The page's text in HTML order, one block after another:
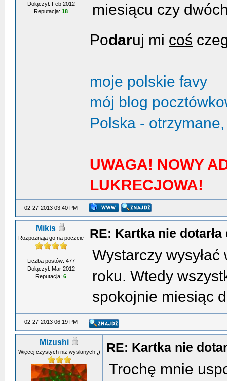
Dołączył: Feb 2012
Reputacja: 18
miesiącu czy
Podaruj mi coś
moje polskie favy
mój blog
Polska -
UWAGA! NOWY
LUKRECJOWA!
02-27-2013 03:40 PM
Mikis
Rozpoznają go na poczcie
Liczba postów: 477
Dołączył: Mar 2012
Reputacja: 6
RE: Kartka nie
Wystarczy
roku. Wtedy
spokojnie miesiąc
02-27-2013 06:19 PM
Mizushi
Więcej czystych niż wysłanych ;) RE: Kartka nie
Trochę mnie